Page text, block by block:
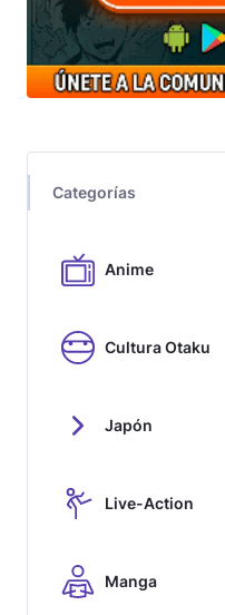
Categorías
Anime
Cultura Otaku
Japón
Live-Action
Manga